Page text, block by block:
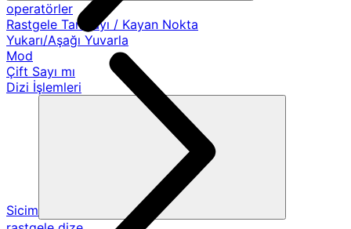
operatörler
Rastgele Tamsayı / Kayan Nokta
Yukarı/Aşağı Yuvarla
Mod
Çift Sayı mı
Dizi İşlemleri
Sicim